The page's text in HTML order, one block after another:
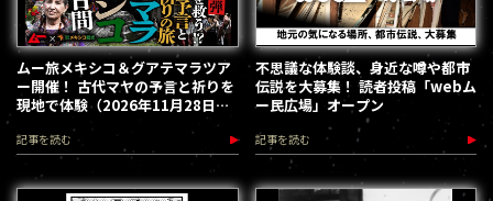
ムー旅メキシコ＆グアテマラツア
ー開催！ 古代マヤの予言と祈りを
現地で体験（2026年11月28日～
12月5日）
記事を読む
不思議な体験談、身近な噂や都市
伝説を大募集！ 読者投稿「webム
ー民広場」オープン
記事を読む